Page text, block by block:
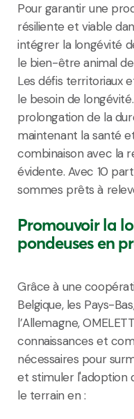
Pour garantir une
résiliente et viable
intégrer la longévité
le bien-être animal
Les défis territoriaux
le besoin de
prolongation de la
maintenant la santé
combinaison avec la
évidente. Avec 10
sommes prêts à
Promouvoir la
pondeuses en
Grâce à une
Belgique, les Pays-
l’Allemagne,
connaissances et
nécessaires pour
et stimuler l'adoption
le terrain en :